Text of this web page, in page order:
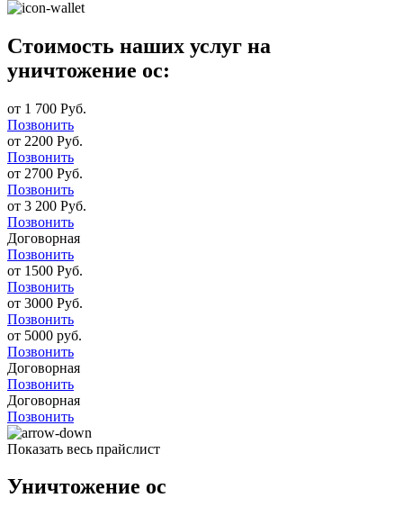
Стоимость наших услуг на
уничтожение ос:
от 1 700 Руб.
Позвонить
от 2200 Руб.
Позвонить
от 2700 Руб.
Позвонить
от 3 200 Руб.
Позвонить
Договорная
Позвонить
от 1500 Руб.
Позвонить
от 3000 Руб.
Позвонить
от 5000 руб.
Позвонить
Договорная
Позвонить
Договорная
Позвонить
Показать весь прайслист
Уничтожение ос